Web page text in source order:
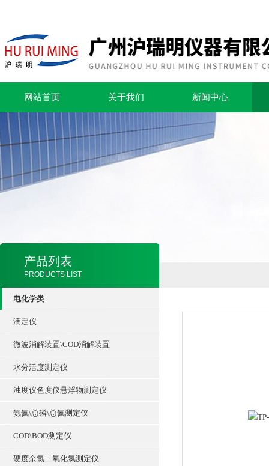
网站首页 关于我们 新闻中心
产品列表
PRODUCTS LIST
电化学类
滴定仪
微波消解装置\COD消解装置
水分活度测定仪
浊度仪色度仪悬浮物测定仪
氨氮\总磷\总氮测定仪
COD\BOD测定仪
硬度余氯二氧化氯测定仪